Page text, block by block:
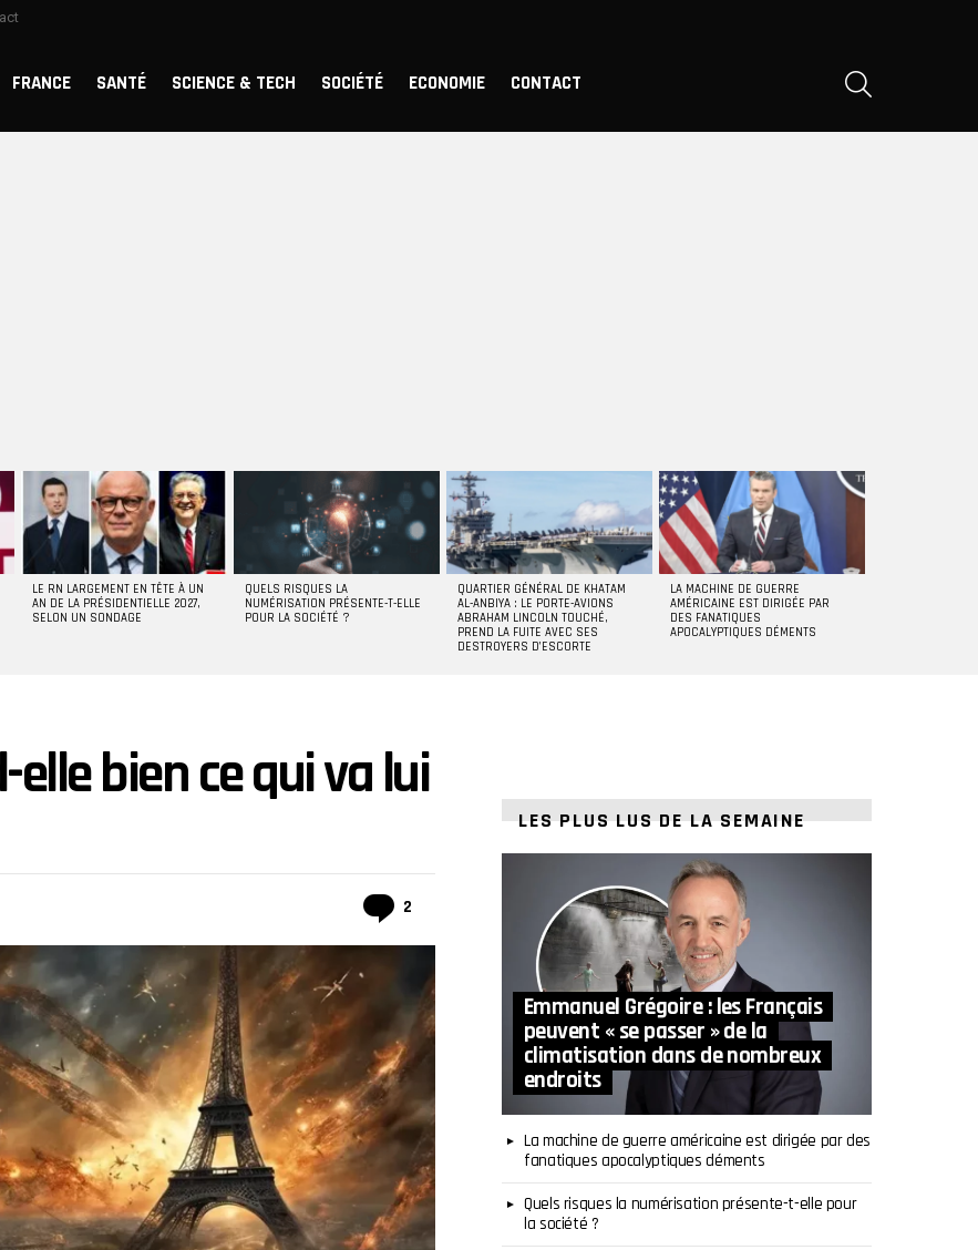
FRANCE SANTÉ SCIENCE & TECH SOCIÉTÉ ECONOMIE CONTACT
LE RN LARGEMENT EN TÊTE À UN
AN DE LA PRÉSIDENTIELLE 2027,
SELON UN SONDAGE
QUELS RISQUES LA
NUMÉRISATION PRÉSENTE-T-ELLE
POUR LA SOCIÉTÉ ?
QUARTIER GÉNÉRAL DE KHATAM
AL-ANBIYA : LE PORTE-AVIONS
ABRAHAM LINCOLN TOUCHÉ,
PREND LA FUITE AVEC SES
DESTROYERS D’ESCORTE
LA MACHINE DE GUERRE
AMÉRICAINE EST DIRIGÉE PAR
DES FANATIQUES
APOCALYPTIQUES DÉMENTS
bien ce qui va lui
2
LES PLUS LUS DE LA SEMAINE
Emmanuel Grégoire : les Français
peuvent « se passer » de la
climatisation dans de nombreux
endroits
La machine de guerre américaine est dirigée par des
fanatiques apocalyptiques déments
Quels risques la numérisation présente-t-elle pour
la société ?